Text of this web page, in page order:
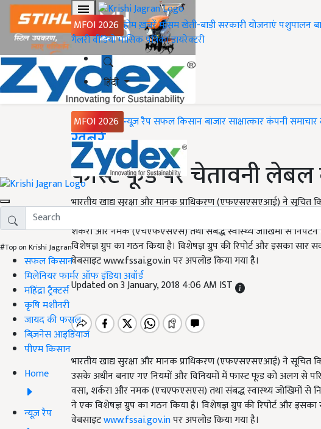
MFOI 2026 होमख़बरेंमौसमखेती-बाड़ीसरकारी योजनाएंपशुपालन
गैलरीवीडियोमासिक पत्रिकाडायरेक्टरी
हिंदी
MFOI 2026 न्यूज़ रैपसफल किसानबाजारसाक्षात्कारकंपनी समाचार
#Top on Krishi Jagran
सफल किसान
मिलेनियर फार्मर ऑफ इंडिया अवॉर्ड
महिंद्रा ट्रैक्टर्स
कृषि मशीनरी
जायद की फसल
बिज़नेस आइडियाज
पीएम किसान
Home
न्यूज़ रैप
Home
ख़बरें
फास्ट फूड पर चेतावनी लेबल
भारतीय खाद्य सुरक्षा और मानक प्राधिकरण (एफएसएसएआई) ने सूचित
शर्करा और नमक (एचएफएसएस) तथा संबद्ध स्वास्थ्य जोखिमों से निपटने
विशेषज्ञ ग्रुप का गठन किया है। विशेषज्ञ ग्रुप की रिपोर्ट और इसका
वेबसाइट www.fssai.gov.in पर अपलोड किया गया है।
Updated on 3 January, 2018 4:06 AM IST
भारतीय खाद्य सुरक्षा और मानक प्राधिकरण (एफएसएसएआई) ने सूचित
उसके अधीन बनाए गए नियमों और विनियमों में फास्‍ट फूड को अलग से
वसा, शर्करा और नमक (एचएफएसएस) तथा संबद्ध स्‍वास्‍थ्‍य जोखिमों से
ने एक विशेषज्ञ ग्रुप का गठन किया है। विशेषज्ञ ग्रुप की रिपोर्ट और
वेबसाइटwww.fssai.gov.inपर अपलोड किया गया है।